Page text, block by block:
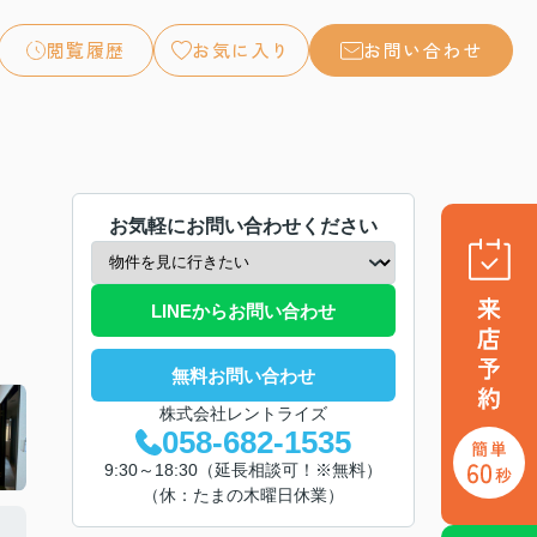
閲覧履歴 お気に入り お問い合わせ
お気軽にお問い合わせください
LINEからお問い合わせ
無料お問い合わせ
株式会社レントライズ
058-682-1535
9:30～18:30（延長相談可！※無料）
（休：たまの木曜日休業）